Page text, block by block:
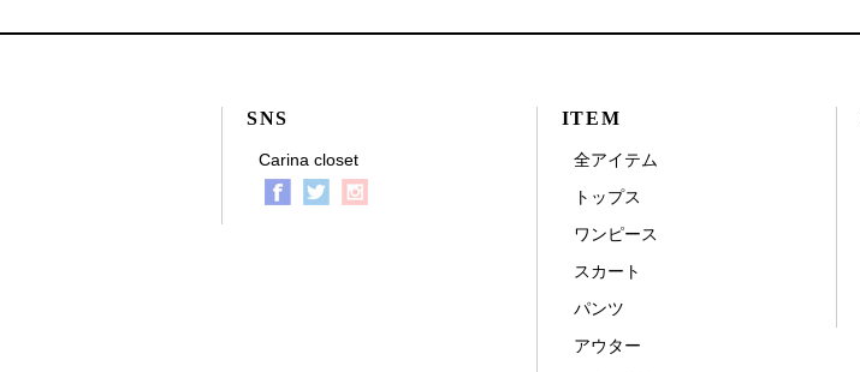
SNS
Carina closet
ITEM
全アイテム
トップス
ワンピース
スカート
パンツ
アウター